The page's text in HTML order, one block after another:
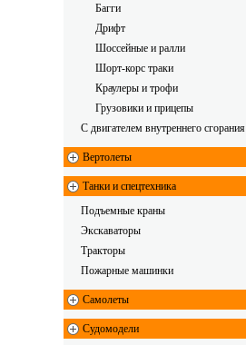
Багги
Дрифт
Шоссейные и ралли
Шорт-корс траки
Краулеры и трофи
Грузовики и прицепы
С двигателем внутреннего сгорания
Вертолеты
Танки и спецтехника
Подъемные краны
Экскаваторы
Тракторы
Пожарные машинки
Самолеты
Судомодели